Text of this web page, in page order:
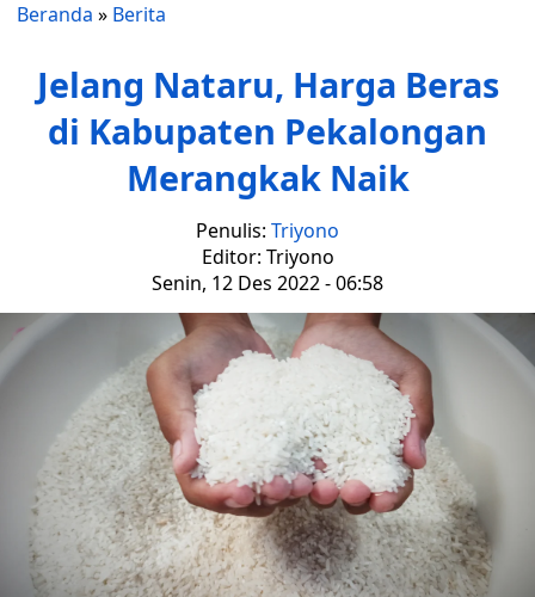
Beranda » Berita
Jelang Nataru, Harga Beras
di Kabupaten Pekalongan
Merangkak Naik
Penulis: Triyono
Editor: Triyono
Senin, 12 Des 2022 - 06:58